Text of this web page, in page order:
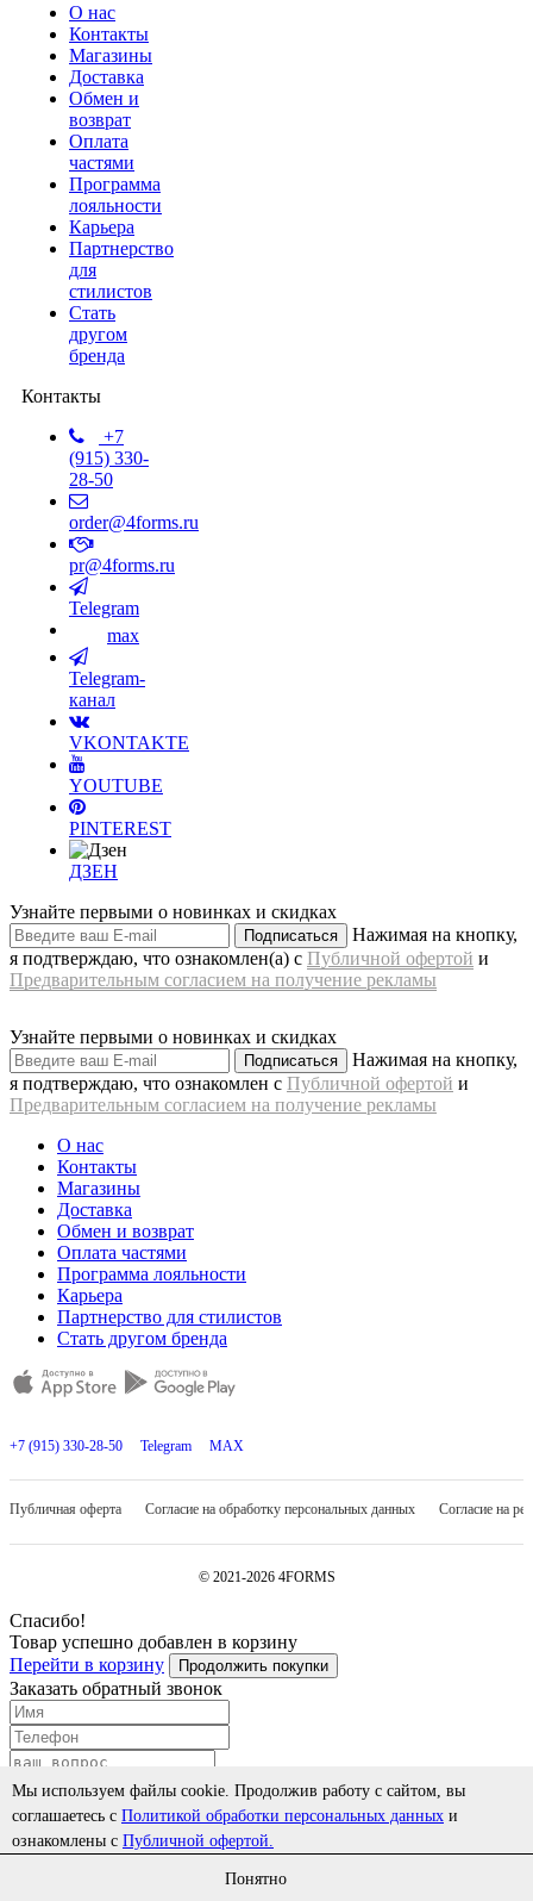
О нас
Контакты
Магазины
Доставка
Обмен и
возврат
Оплата
частями
Программа
лояльности
Карьера
Партнерство
для
стилистов
Стать
другом
бренда
Контакты
+7
(915) 330-
28-50
order@4forms.ru
pr@4forms.ru
Telegram
max
Telegram-
канал
VKONTAKTE
YOUTUBE
PINTEREST
ДЗЕН
Узнайте первыми о новинках и скидках
Подписаться
Нажимая на кнопку,
я подтверждаю, что ознакомлен(а) с Публичной офертой и
Предварительным согласием на получение рекламы
Узнайте первыми о новинках и скидках
Подписаться
Нажимая на кнопку,
я подтверждаю, что ознакомлен с Публичной офертой и
Предварительным согласием на получение рекламы
О нас
Контакты
Магазины
Доставка
Обмен и возврат
Оплата частями
Программа лояльности
Карьера
Партнерство для стилистов
Стать другом бренда
+7 (915) 330-28-50 Telegram MAX
Публичная оферта Согласие на обработку персональных данных Согласие на
© 2021-2026 4FORMS
Спасибо!
Товар успешно добавлен в корзину
Перейти в корзину
Продолжить покупки
Заказать обратный звонок
Cогласиться на обработку персональных данных
Мы используем файлы cookie. Продолжив работу с сайтом, вы
соглашаетесь с Политикой обработки персональных данных и
ознакомлены с Публичной офертой.
Понятно